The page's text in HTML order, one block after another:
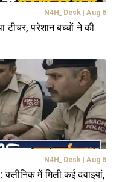
N4H_Desk | Aug 6
टीचर, परेशान बच्चों ने की
N4H_Desk | Aug 6
क्लीनिक में मिली कई दवाइयां,